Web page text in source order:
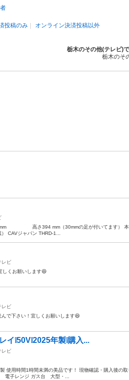
投稿のみ オンライン決済投稿以外
栃木のその他(テレビ)
栃木のそ
さ394 mm（30mmの足が付いてます） 本体
CAVジャパン THRD-1...
レビ
しくお願いします😆
レビ
で下さい！宜しくお願いします😆
❕50V❕2025年製❕購入...
レビ
使用時間1時間未満の美品です！ 現物確認・購入後の取
電子レンジ ガス台 大型・...